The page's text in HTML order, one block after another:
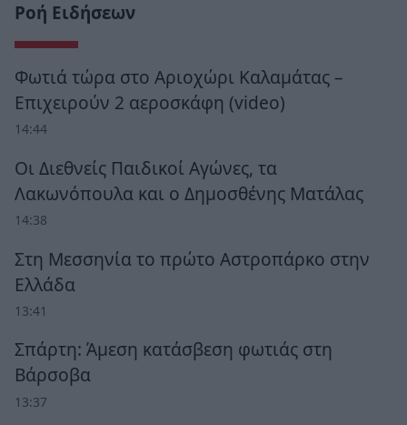
Ροή Ειδήσεων
Φωτιά τώρα στο Αριοχώρι Καλαμάτας –
Επιχειρούν 2 αεροσκάφη (video)
14:44
Οι Διεθνείς Παιδικοί Αγώνες, τα
Λακωνόπουλα και ο Δημοσθένης Ματάλας
14:38
Στη Μεσσηνία το πρώτο Αστροπάρκο στην
Ελλάδα
13:41
Σπάρτη: Άμεση κατάσβεση φωτιάς στη
Βάρσοβα
13:37